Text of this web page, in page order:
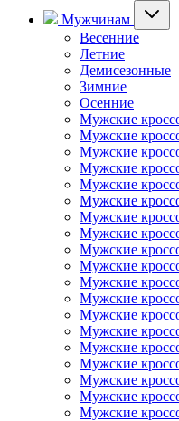
Мужчинам
Весенние
Летние
Демисезонные
Зимние
Осенние
Мужские
Мужские
Мужские
Мужские
Мужские
Мужские
Мужские
Мужские
Мужские
Мужские
Мужские
Мужские
Мужские
Мужские
Мужские
Мужские
Мужские
Мужские
Мужские